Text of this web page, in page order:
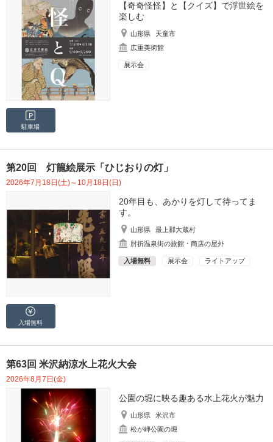
【奇奇怪怪】と【クイズ】で浮世絵を
楽しむ
山形県
天童市
広重美術館
展示会
駐車場
第20回 灯籠絵展示「ひじおりの灯」
2026年7月18日(土)～10月18日(日)
20年目も、あかりを灯して待ってま
す。
山形県
最上郡大蔵村
肘折温泉街の旅館・商店の屋外
入場無料 展示会 ライトアップ
入場無料
第63回 米沢納涼水上花火大会
2026年8月7日(金)
公園の堀に映る趣ある水上花火が魅力
山形県
米沢市
松が岬公園の堀